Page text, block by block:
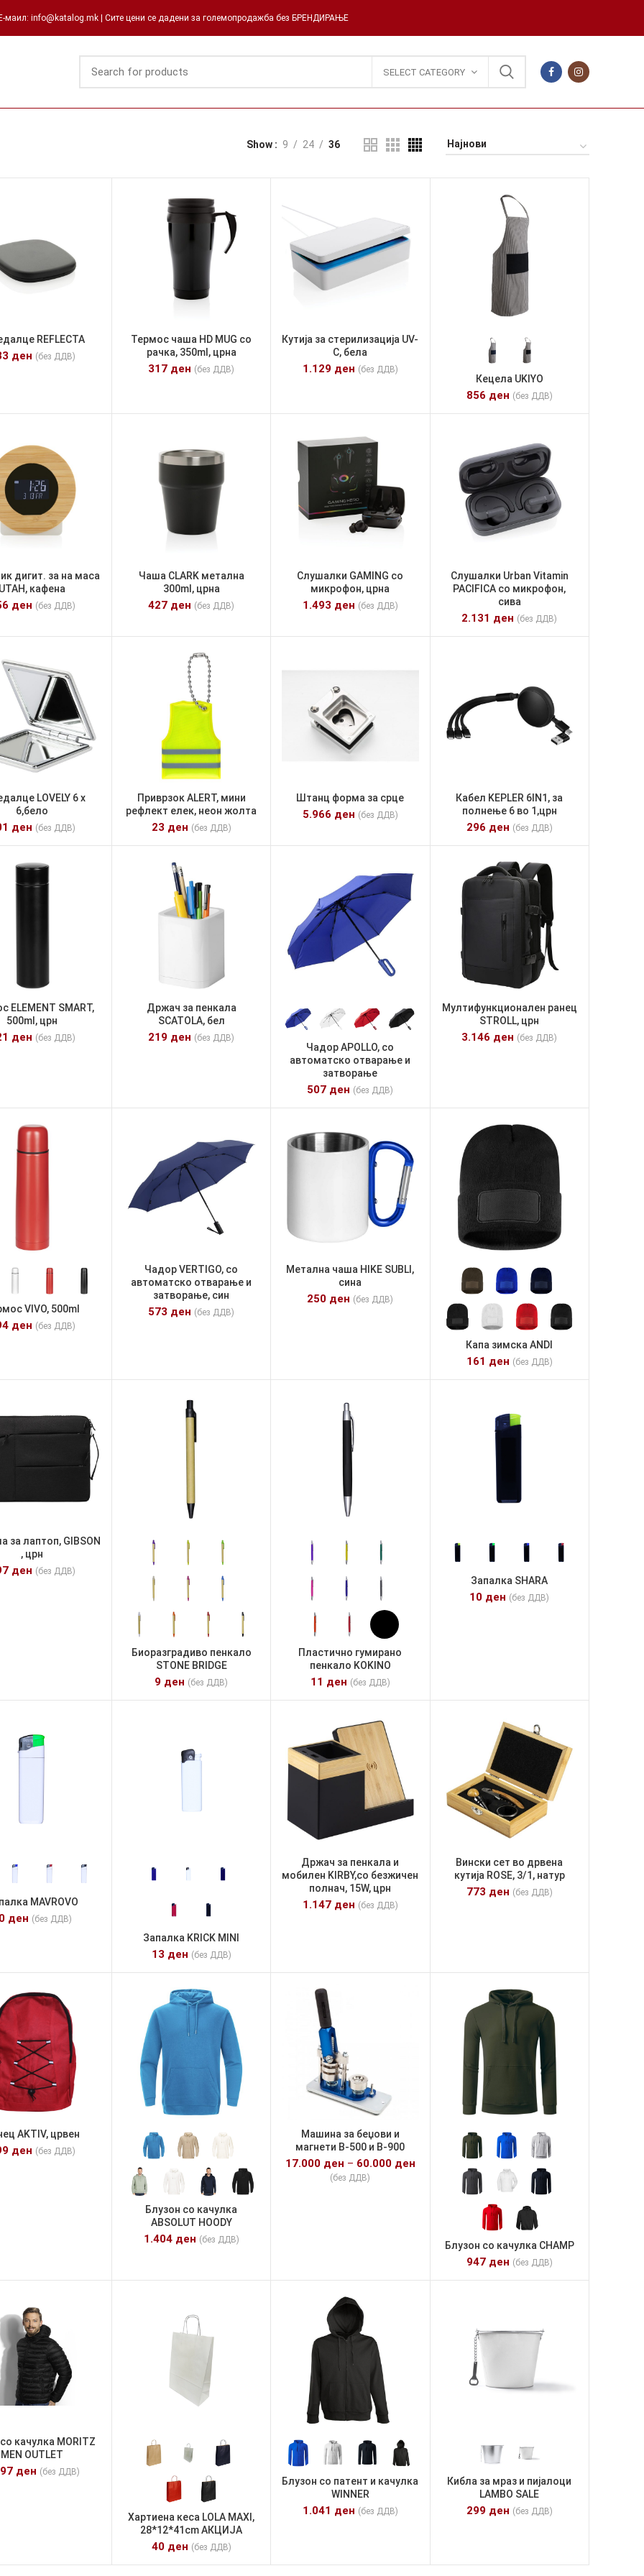
info@katalog.mk | Сите цени се дадени за големопродажба без БРЕНДИРАЊЕ
SELECT CATEGORY
Show 9 24 36
REFLECTA
ден (без ДДВ)
Термос чаша HD MUG со
рачка, 350ml, црна
317 ден (без ДДВ)
Кутија за стерилизација UV-
C, бела
1.129 ден (без ДДВ)
Кецела UKIYO
856 ден (без ДДВ)
дигит. за на маса
кафена
ден (без ДДВ)
Чаша CLARK метална
300ml, црна
427 ден (без ДДВ)
Слушалки GAMING со
микрофон, црна
1.493 ден (без ДДВ)
Слушалки Urban Vitamin
PACIFICA со микрофон,
сива
2.131 ден (без ДДВ)
LOVELY 6 x
6,бело
ден (без ДДВ)
Приврзок ALERT, мини
рефлект елек, неон жолта
23 ден (без ДДВ)
Штанц форма за срце
5.966 ден (без ДДВ)
Кабел KEPLER 6IN1, за
полнење 6 во 1,црн
296 ден (без ДДВ)
ELEMENT SMART,
500ml, црн
ден (без ДДВ)
Држач за пенкала
SCATOLA, бел
219 ден (без ДДВ)
Чадор APOLLO, со
автоматско отварање и
затворање
507 ден (без ДДВ)
Мултифункционален ранец
STROLL, црн
3.146 ден (без ДДВ)
VIVO, 500ml
ден (без ДДВ)
Чадор VERTIGO, со
автоматско отварање и
затворање, син
573 ден (без ДДВ)
Метална чаша HIKE SUBLI,
сина
250 ден (без ДДВ)
Капа зимска ANDI
161 ден (без ДДВ)
за лаптоп, GIBSON
, црн
ден (без ДДВ)
Биоразградиво пенкало
STONE BRIDGE
9 ден (без ДДВ)
Пластично гумирано
пенкало KOKINO
11 ден (без ДДВ)
Запалка SHARA
10 ден (без ДДВ)
MAVROVO
ден (без ДДВ)
Запалка KRICK MINI
13 ден (без ДДВ)
Држач за пенкала и
мобилен KIRBY,со безжичен
полнач, 15W, црн
1.147 ден (без ДДВ)
Вински сет во дрвена
кутија ROSE, 3/1, натур
773 ден (без ДДВ)
AKTIV, црвен
ден (без ДДВ)
Блузон со качулка
ABSOLUT HOODY
1.404 ден (без ДДВ)
Машина за беџови и
магнети B-500 и B-900
17.000 ден – 60.000 ден
(без ДДВ)
Блузон со качулка CHAMP
947 ден (без ДДВ)
качулка MORITZ
MEN OUTLET
ден (без ДДВ)
Хартиена кеса LOLA MAXI,
28*12*41cm АКЦИЈА
40 ден (без ДДВ)
Блузон со патент и качулка
WINNER
1.041 ден (без ДДВ)
Кибла за мраз и пијалоци
LAMBO SALE
299 ден (без ДДВ)